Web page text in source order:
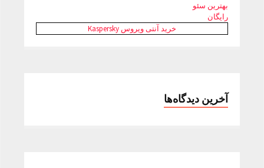
بهترین سئو
رایگان
خرید آنتی ویروس Kaspersky
آخرین دیدگاه‌ها